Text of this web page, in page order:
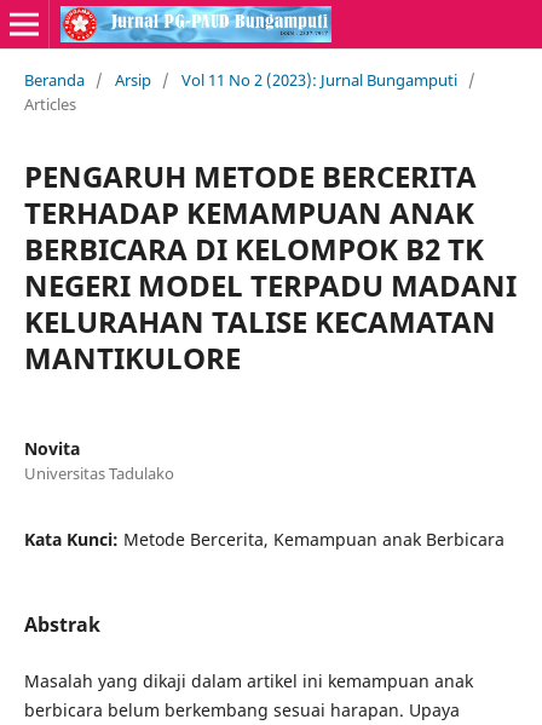
Beranda / Arsip / Vol 11 No 2 (2023): Jurnal Bungamputi /
Articles
PENGARUH METODE BERCERITA
TERHADAP KEMAMPUAN ANAK
BERBICARA DI KELOMPOK B2 TK
NEGERI MODEL TERPADU MADANI
KELURAHAN TALISE KECAMATAN
MANTIKULORE
Novita
Universitas Tadulako
Kata Kunci: Metode Bercerita, Kemampuan anak Berbicara
Abstrak
Masalah yang dikaji dalam artikel ini kemampuan anak
berbicara belum berkembang sesuai harapan. Upaya